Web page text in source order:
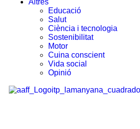
Altres
Educació
Salut
Ciència i tecnologia
Sostenibilitat
Motor
Cuina conscient
Vida social
Opinió